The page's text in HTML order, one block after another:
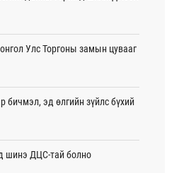
Улс Торгоны замын цувааг
бичмэл, эд өлгийн зүйлс бүхий
шинэ ДЦС-тай болно